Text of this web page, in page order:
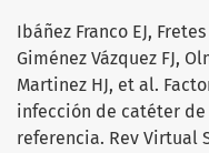
Ibáñez Franco EJ,
Giménez Vázquez FJ,
Martinez HJ, et al.
infección de catéter
referencia. Rev Virtual